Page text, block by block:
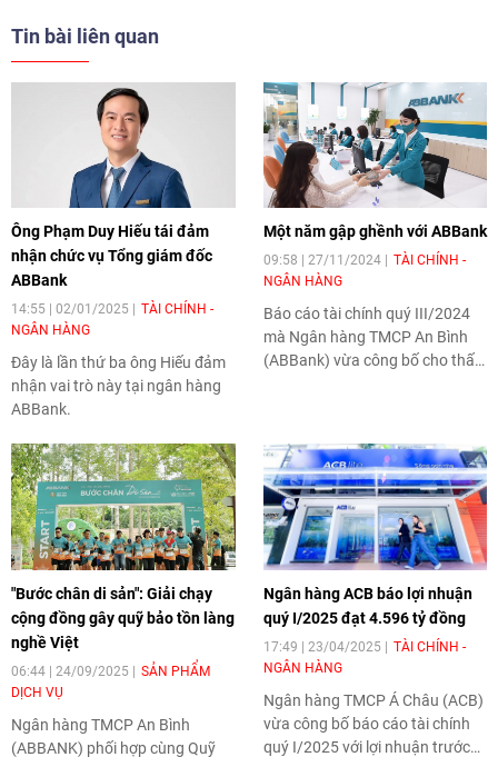
Tin bài liên quan
Ông Phạm Duy Hiếu tái đảm
nhận chức vụ Tổng giám đốc
ABBank
14:55 | 02/01/2025
TÀI CHÍNH -
NGÂN HÀNG
Đây là lần thứ ba ông Hiếu đảm
nhận vai trò này tại ngân hàng
ABBank.
Một năm gập ghềnh với ABBank
09:58 | 27/11/2024
TÀI CHÍNH -
NGÂN HÀNG
Báo cáo tài chính quý III/2024
mà Ngân hàng TMCP An Bình
(ABBank) vừa công bố cho thấy
"Bước chân di sản": Giải chạy
cộng đồng gây quỹ bảo tồn làng
nghề Việt
06:44 | 24/09/2025
SẢN PHẨM
DỊCH VỤ
Ngân hàng TMCP An Bình
(ABBANK) phối hợp cùng Quỹ
Ngân hàng ACB báo lợi nhuận
quý I/2025 đạt 4.596 tỷ đồng
17:49 | 23/04/2025
TÀI CHÍNH -
NGÂN HÀNG
Ngân hàng TMCP Á Châu (ACB)
vừa công bố báo cáo tài chính
quý I/2025 với lợi nhuận trước